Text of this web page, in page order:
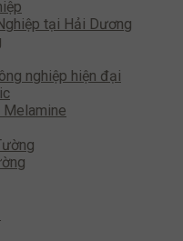
tại Hải Dương
nghiệp hiện đại
Melamine